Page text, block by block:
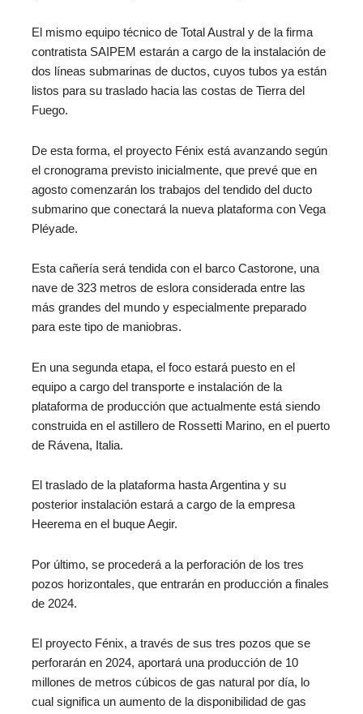
El mismo equipo técnico de Total Austral y de la firma
contratista SAIPEM estarán a cargo de la instalación de
dos líneas submarinas de ductos, cuyos tubos ya están
listos para su traslado hacia las costas de Tierra del
Fuego.
De esta forma, el proyecto Fénix está avanzando según
el cronograma previsto inicialmente, que prevé que en
agosto comenzarán los trabajos del tendido del ducto
submarino que conectará la nueva plataforma con Vega
Pléyade.
Esta cañería será tendida con el barco Castorone, una
nave de 323 metros de eslora considerada entre las
más grandes del mundo y especialmente preparado
para este tipo de maniobras.
En una segunda etapa, el foco estará puesto en el
equipo a cargo del transporte e instalación de la
plataforma de producción que actualmente está siendo
construida en el astillero de Rossetti Marino, en el puerto
de Rávena, Italia.
El traslado de la plataforma hasta Argentina y su
posterior instalación estará a cargo de la empresa
Heerema en el buque Aegir.
Por último, se procederá a la perforación de los tres
pozos horizontales, que entrarán en producción a finales
de 2024.
El proyecto Fénix, a través de sus tres pozos que se
perforarán en 2024, aportará una producción de 10
millones de metros cúbicos de gas natural por día, lo
cual significa un aumento de la disponibilidad de gas